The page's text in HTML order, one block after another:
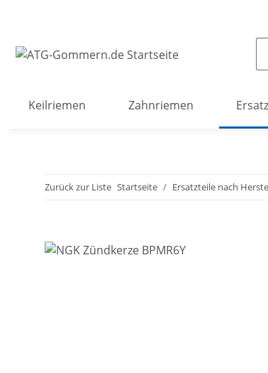
Keilriemen Zahnriemen
Zurück zur Liste Startseite Ersatzteile nach